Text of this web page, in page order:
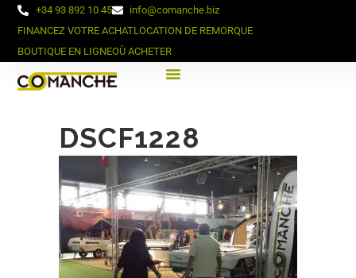
+34 93 892 10 45
info@comanche.biz
FINANCEZ VOTRE ACHATLOCATION DE REMORQUE
BOUTIQUE EN LIGNEOÙ ACHETER
DSCF1228